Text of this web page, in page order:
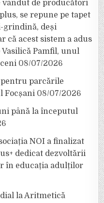
de producători
se repune pe tapet
grindină, deși
că acest sistem a adus
Pamfil, unul
08/07/2026
parcările
Focșani 08/07/2026
până la începutul
NOI a finalizat
dedicat dezvoltării
în educația adulților
la Aritmetică